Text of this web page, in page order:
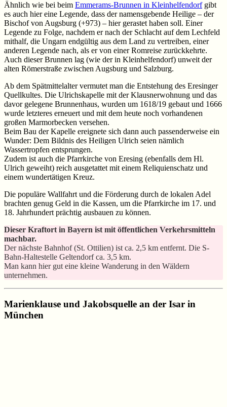
Ähnlich wie bei beim Emmerams-Brunnen in Kleinhelfendorfgibt
es auch hier eine Legende, dass der namensgebende Heilige – der
Bischof von Augsburg (+973) – hier gerastet haben soll. Einer
Legende zu Folge, nachdem er nach der Schlacht auf dem Lechfeld
mithalf, die Ungarn endgültig aus dem Land zu vertreiben, einer
anderen Legende nach, als er von einer Romreise zurückkehrte.
Auch dieser Brunnen lag (wie der in Kleinhelfendorf) unweit der
alten Römerstraße zwischen Augsburg und Salzburg.
Ab dem Spätmittelalter vermutet man die Entstehung des Eresinger
Quellkultes. Die Ulrichskapelle mit der Klausnerwohnung und das
davor gelegene Brunnenhaus, wurden um 1618/19 gebaut und 1666
wurde letzteres erneuert und mit dem heute noch vorhandenen
großen Marmorbecken versehen.
Beim Bau der Kapelle ereignete sich dann auch passenderweise ein
Wunder: Dem Bildnis des Heiligen Ulrich seien nämlich
Wassertropfen entsprungen.
Zudem ist auch die Pfarrkirche von Eresing (ebenfalls dem Hl.
Ulrich geweiht) reich ausgetattet mit einem Reliquienschatz und
einem wundertätigen Kreuz.
Die populäre Wallfahrt und die Förderung durch de lokalen Adel
brachten genug Geld in die Kassen, um die Pfarrkirche im 17. und
18. Jahrhundert prächtig ausbauen zu können.
Dieser Kraftort in Bayern ist mit öffentlichen Verkehrsmitteln
machbar.
Der nächste Bahnhof (St. Ottilien) ist ca. 2,5 km entfernt. Die S-
Bahn-Haltestelle Geltendorf ca. 3,5 km.
Man kann hier gut eine kleine Wanderung in den Wäldern
unternehmen.
Marienklause und Jakobsquelle an der Isar in
München